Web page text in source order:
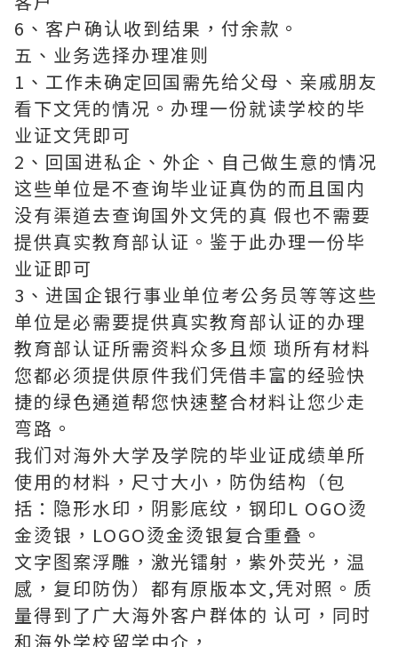
6、客户确认收到结果，付余款。
五、业务选择办理准则
1、工作未确定回国需先给父母、亲戚朋友
看下文凭的情况。办理一份就读学校的毕
业证文凭即可
2、回国进私企、外企、自己做生意的情况
这些单位是不查询毕业证真伪的而且国内
没有渠道去查询国外文凭的真 假也不需要
提供真实教育部认证。鉴于此办理一份毕
业证即可
3、进国企银行事业单位考公务员等等这些
单位是必需要提供真实教育部认证的办理
教育部认证所需资料众多且烦 琐所有材料
您都必须提供原件我们凭借丰富的经验快
捷的绿色通道帮您快速整合材料让您少走
弯路。
我们对海外大学及学院的毕业证成绩单所
使用的材料，尺寸大小，防伪结构（包
括：隐形水印，阴影底纹，钢印L OGO烫
金烫银，LOGO烫金烫银复合重叠。
文字图案浮雕，激光镭射，紫外荧光，温
感，复印防伪）都有原版本文,凭对照。质
量得到了广大海外客户群体的 认可，同时
和海外学校留学中介，